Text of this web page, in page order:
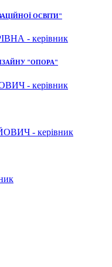
ОСВІТИ"
- керівник
"ОПОРА"
- керівник
- керівник